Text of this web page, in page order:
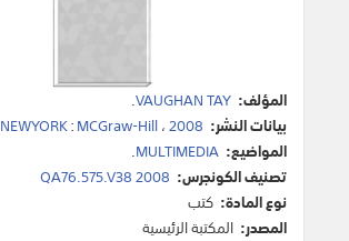
المؤلف: VAUGHAN TAY
.
بيانات النشر:
NEWYORK:MCGraw-Hill،2008
المواضيع: MULTIMEDIA
.
تصنيف الكونجرس: QA76.575.V38 2008
نوع المادة: كتب
المصدر: المكتبة الرئيسية